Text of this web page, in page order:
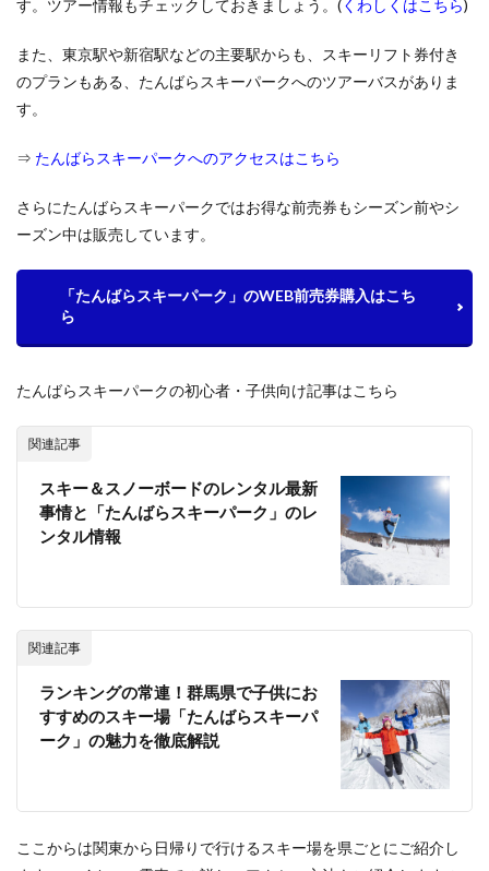
スキー
2.4
舞子
ト
高速
分、
好ア
クセ
岩原ス
――
広々と
走！
誰もが
楽しめ
イドコ
ース
長野
県の
おす
すめ
3.1
す。ツアー情報もチェックしておきましょう。(くわしくはこちら)
また、東京駅や新宿駅などの主要駅からも、スキーリフト券付き
のプランもある、たんばらスキーパークへのツアーバスがありま
す。
⇒ たんばらスキーパークへのアクセスはこちら
さらにたんばらスキーパークではお得な前売券もシーズン前やシ
ーズン中は販売しています。
「たんばらスキーパーク」のWEB前売券購入はこち
ら
たんばらスキーパークの初心者・子供向け記事はこちら
関連記事
スキー＆スノーボードのレンタル最新
事情と「たんばらスキーパーク」のレ
ンタル情報
関連記事
ランキングの常連！群馬県で子供にお
すすめのスキー場「たんばらスキーパ
ーク」の魅力を徹底解説
ここからは関東から日帰りで行けるスキー場を県ごとにご紹介し